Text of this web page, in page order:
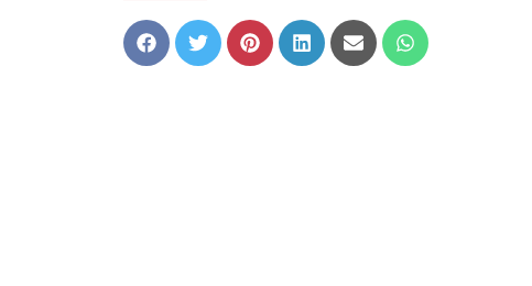
Share
on
Share
on
Share
on
Share
on
Share
on
Share
on